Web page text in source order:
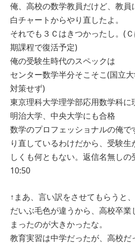
俺、高校の数学教員だけど、教員
白チャートからやり直したよ。
それでも３Ｃはきつかったし。(
期課程で復活予定)
俺の受験生時代のスペックは
センター数学半分そこそこ(国立
対策せず)
東京理科大学理学部応用数学科に
明治大学、中央大学にも合格
数学のプロフェッショナルの俺
り直しているわけだから、受験
しくも何ともない。 返信名無しの
10:50
↑まあ、言い訳をさせてもらうと
だいぶ毛色が違うから、高校卒業
まったのが大きかったな。
教育実習は中学だったが、高校だ